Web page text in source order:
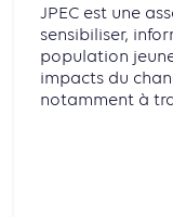
JPEC est une
sensibiliser,
population
impacts du
notamment à